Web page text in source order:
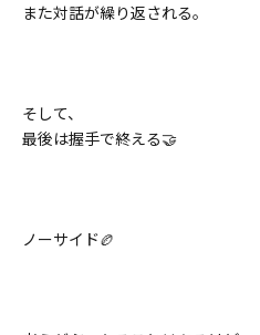
また対話が繰り返される。
そして、
最後は握手で終える🤝
ノーサイド🏉